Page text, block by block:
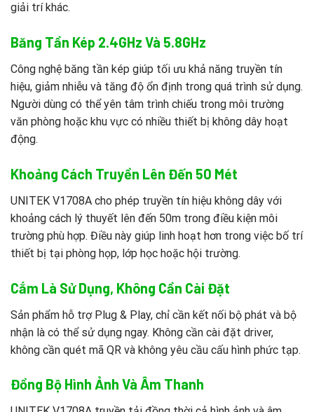
giải trí khác.
Băng Tần Kép 2.4GHz Và 5.8GHz
Công nghệ băng tần kép giúp tối ưu khả năng truyền tín
hiệu, giảm nhiễu và tăng độ ổn định trong quá trình sử dụng.
Người dùng có thể yên tâm trình chiếu trong môi trường
văn phòng hoặc khu vực có nhiều thiết bị không dây hoạt
động.
Khoảng Cách Truyền Lên Đến 50 Mét
UNITEK V1708A cho phép truyền tín hiệu không dây với
khoảng cách lý thuyết lên đến 50m trong điều kiện môi
trường phù hợp. Điều này giúp linh hoạt hơn trong việc bố trí
thiết bị tại phòng họp, lớp học hoặc hội trường.
Cắm Là Sử Dụng, Không Cần Cài Đặt
Sản phẩm hỗ trợ Plug & Play, chỉ cần kết nối bộ phát và bộ
nhận là có thể sử dụng ngay. Không cần cài đặt driver,
không cần quét mã QR và không yêu cầu cấu hình phức tạp.
Đồng Bộ Hình Ảnh Và Âm Thanh